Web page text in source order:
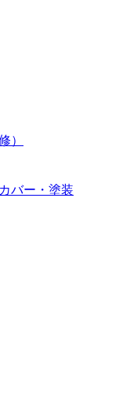
）
バー・塗装